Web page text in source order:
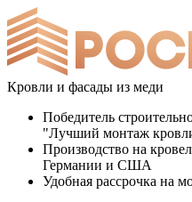
Кровли и фасады из меди
Победитель
"Лучший монтаж
Производство на
Германии и США
Удобная рассрочка на